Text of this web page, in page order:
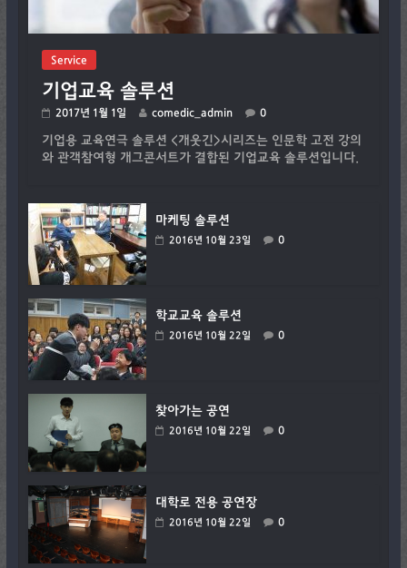
Service
기업교육 솔루션
2017년 1월 1일 comedic_admin 0
기업용 교육연극 솔루션 <개웃긴>시리즈는 인문학 고전 강의
와 관객참여형 개그콘서트가 결합된 기업교육 솔루션입니다.
마케팅 솔루션
2016년 10월 23일 0
학교교육 솔루션
2016년 10월 22일 0
찾아가는 공연
2016년 10월 22일 0
대학로 전용 공연장
2016년 10월 22일 0